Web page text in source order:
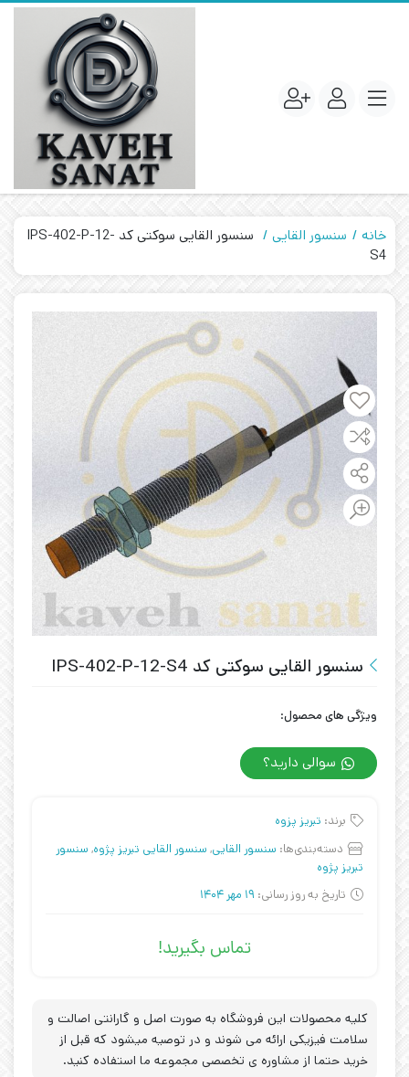
خانه سنسور القایی
سنسور القایی سوکتی کد IPS-402-P-12-
S4
سنسور القایی سوکتی کد IPS-402-P-12-S4
ویژگی های محصول:
سوالی دارید؟
برند: تبریز پزوه
دسته‌بندی‌ها: سنسور القایی, سنسور القایی تبریز پژوه, سنسور
تبریز پژوه
تاریخ به روز رسانی: 19 مهر 1404
تماس بگیرید!
کلیه محصولات این فروشگاه به صورت اصل و گارانتی اصالت و
سلامت فیزیکی ارائه می شوند و در توصیه میشود که قبل از
خرید حتما از مشاوره ی تخصصی مجموعه ما استفاده کنید.